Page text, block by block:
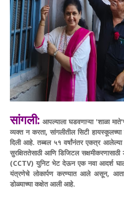
सांगली: आपल्याला घडवणाऱ्या 'शाळा
व्यक्त न करता, सांगलीतील सिटी हायस्कूलच्या
दिली आहे. तब्बल ५१ वर्षांनंतर एकत्र आलेल्या
सुरक्षिततेसाठी आणि डिजिटल
(CCTV) युनिट भेट देऊन एक नवा आदर्श
यंत्रणेचे लोकार्पण करण्यात आले असून, आता
डोळ्याच्या कक्षेत आली आहे.